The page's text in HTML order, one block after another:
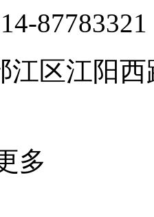
87783321
江区江阳
多